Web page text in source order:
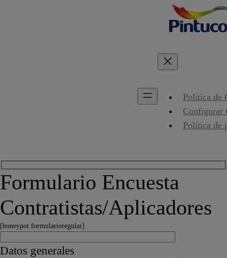
Política de
Configurar
Política de
Formulario Encuesta
Contratistas/Aplicadores
[honeypot formularioregular]
Datos generales